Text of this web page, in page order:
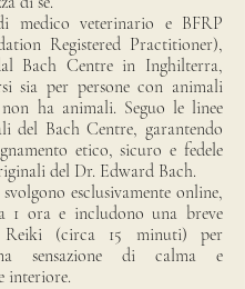
medico veterinario e BFRP
Registered Practitioner),
Bach Centre in Inghilterra,
sia per persone con animali
ha animali. Seguo le linee
del Bach Centre, garantendo
etico, sicuro e fedele
del Dr. Edward Bach.
svolgono esclusivamente online,
1 ora e includono una breve
Reiki (circa 15 minuti) per
sensazione di calma e
interiore.